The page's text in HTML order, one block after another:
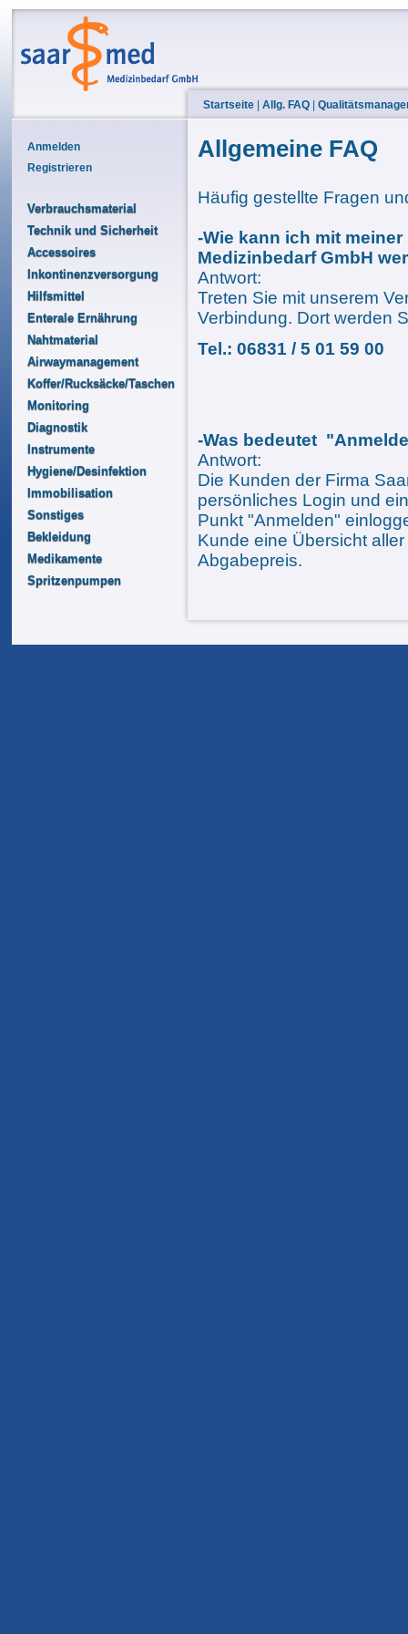
Startseite |Allg. FAQ |
Anmelden
Registrieren
Verbrauchsmaterial
Technik und Sicherheit
Accessoires
Inkontinenzversorgung
Hilfsmittel
Enterale Ernährung
Nahtmaterial
Airwaymanagement
Koffer/Rucksäcke/Taschen
Monitoring
Diagnostik
Instrumente
Hygiene/Desinfektion
Immobilisation
Sonstiges
Bekleidung
Medikamente
Spritzenpumpen
Allgemeine FAQ
Häufig gestellte Fragen
-Wie kann ich mit
Medizinbedarf GmbH
Antwort:
Treten Sie mit unserem
Verbindung. Dort werden
Tel.: 06831 / 5 01 59 00
-Was bedeutet
Antwort:
Die Kunden der Firma
persönliches Login und
Punkt "Anmelden"
Kunde eine Übersicht
Abgabepreis.